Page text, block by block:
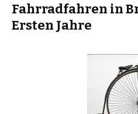
Fahrradfahren in
Ersten Jahre